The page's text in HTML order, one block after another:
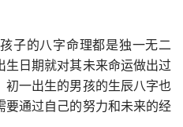
子的八字命理都是独一无二
日期就对其未来命运做出过
一出生的男孩的生辰八字也
要通过自己的努力和未来的经